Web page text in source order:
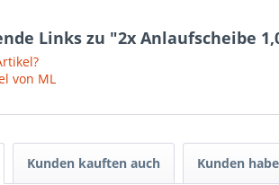
Links zu "2x Anlaufscheibe
von ML
Kunden kauften auch Kunden